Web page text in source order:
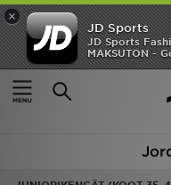
×
JD Sports
JD Sports
MAKSUTON -
Etusivu
Lapset
78 tuotetta
Etusivu
Ale